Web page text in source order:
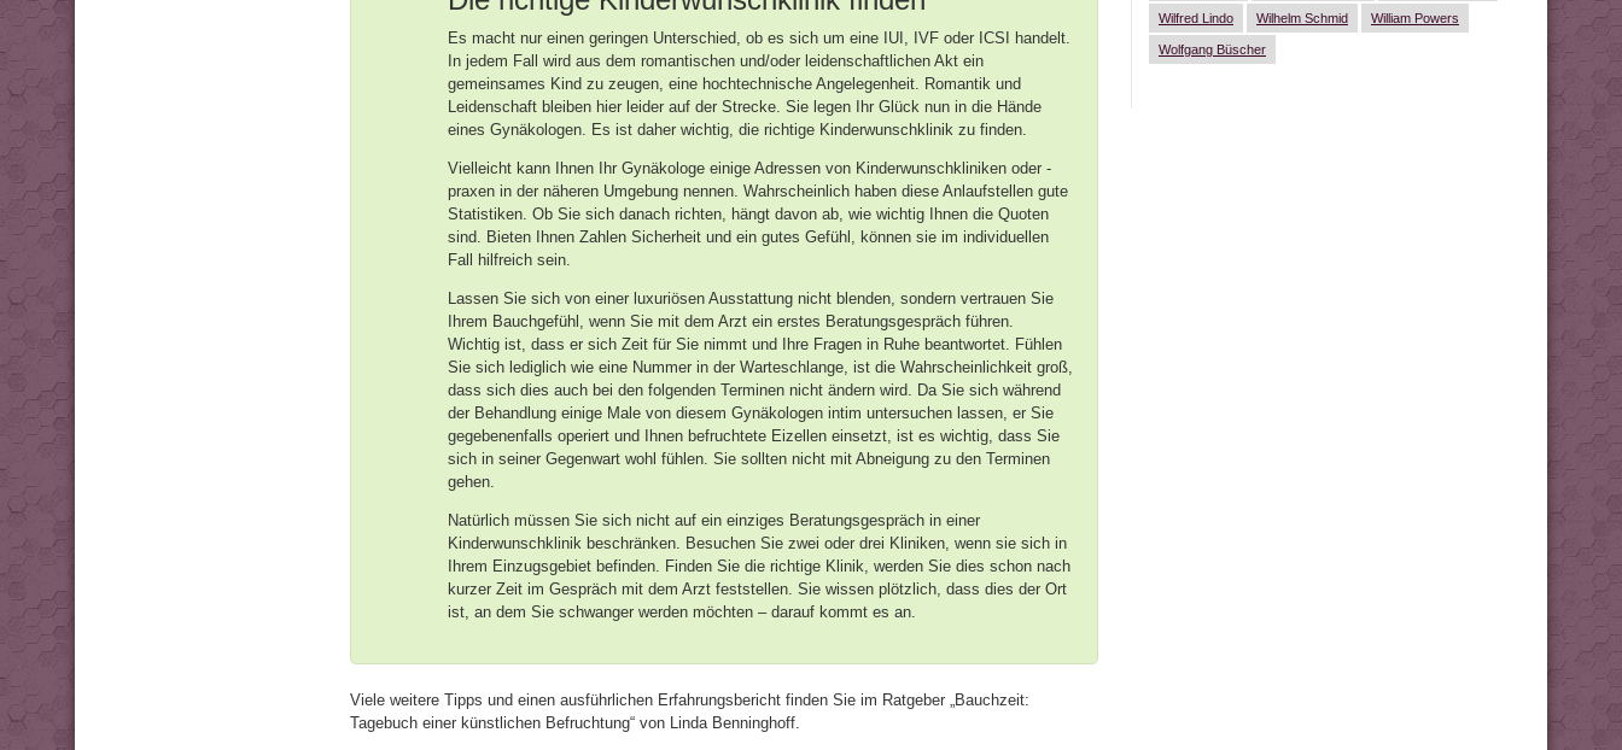
Es macht nur einen geringen Unterschied, ob es sich um eine IUI, IVF oder ICSI handelt.
In jedem Fall wird aus dem romantischen und/oder leidenschaftlichen Akt ein
gemeinsames Kind zu zeugen, eine hochtechnische Angelegenheit. Romantik und
Leidenschaft bleiben hier leider auf der Strecke. Sie legen Ihr Glück nun in die Hände
eines Gynäkologen. Es ist daher wichtig, die richtige Kinderwunschklinik zu finden.
Vielleicht kann Ihnen Ihr Gynäkologe einige Adressen von Kinderwunschkliniken oder -
praxen in der näheren Umgebung nennen. Wahrscheinlich haben diese Anlaufstellen gute
Statistiken. Ob Sie sich danach richten, hängt davon ab, wie wichtig Ihnen die Quoten
sind. Bieten Ihnen Zahlen Sicherheit und ein gutes Gefühl, können sie im individuellen
Fall hilfreich sein.
Lassen Sie sich von einer luxuriösen Ausstattung nicht blenden, sondern vertrauen Sie
Ihrem Bauchgefühl, wenn Sie mit dem Arzt ein erstes Beratungsgespräch führen.
Wichtig ist, dass er sich Zeit für Sie nimmt und Ihre Fragen in Ruhe beantwortet. Fühlen
Sie sich lediglich wie eine Nummer in der Warteschlange, ist die Wahrscheinlichkeit groß,
dass sich dies auch bei den folgenden Terminen nicht ändern wird. Da Sie sich während
der Behandlung einige Male von diesem Gynäkologen intim untersuchen lassen, er Sie
gegebenenfalls operiert und Ihnen befruchtete Eizellen einsetzt, ist es wichtig, dass Sie
sich in seiner Gegenwart wohl fühlen. Sie sollten nicht mit Abneigung zu den Terminen
gehen.
Natürlich müssen Sie sich nicht auf ein einziges Beratungsgespräch in einer
Kinderwunschklinik beschränken. Besuchen Sie zwei oder drei Kliniken, wenn sie sich in
Ihrem Einzugsgebiet befinden. Finden Sie die richtige Klinik, werden Sie dies schon nach
kurzer Zeit im Gespräch mit dem Arzt feststellen. Sie wissen plötzlich, dass dies der Ort
ist, an dem Sie schwanger werden möchten – darauf kommt es an.
Viele weitere Tipps und einen ausführlichen Erfahrungsbericht finden Sie im Ratgeber „Bauchzeit:
Tagebuch einer künstlichen Befruchtung“ von Linda Benninghoff.
Wilfred Lindo Wilhelm Schmid William Powers
Wolfgang Büscher